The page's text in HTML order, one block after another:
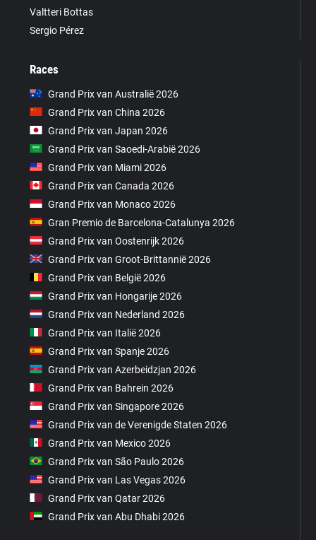
Valtteri Bottas
Sergio Pérez
Races
Grand Prix van Australië 2026
Grand Prix van China 2026
Grand Prix van Japan 2026
Grand Prix van Saoedi-Arabië 2026
Grand Prix van Miami 2026
Grand Prix van Canada 2026
Grand Prix van Monaco 2026
Gran Premio de Barcelona-Catalunya 2026
Grand Prix van Oostenrijk 2026
Grand Prix van Groot-Brittannië 2026
Grand Prix van België 2026
Grand Prix van Hongarije 2026
Grand Prix van Nederland 2026
Grand Prix van Italië 2026
Grand Prix van Spanje 2026
Grand Prix van Azerbeidzjan 2026
Grand Prix van Bahrein 2026
Grand Prix van Singapore 2026
Grand Prix van de Verenigde Staten 2026
Grand Prix van Mexico 2026
Grand Prix van São Paulo 2026
Grand Prix van Las Vegas 2026
Grand Prix van Qatar 2026
Grand Prix van Abu Dhabi 2026